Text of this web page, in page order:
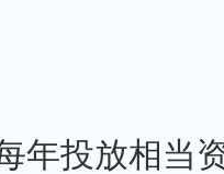
年投放相当